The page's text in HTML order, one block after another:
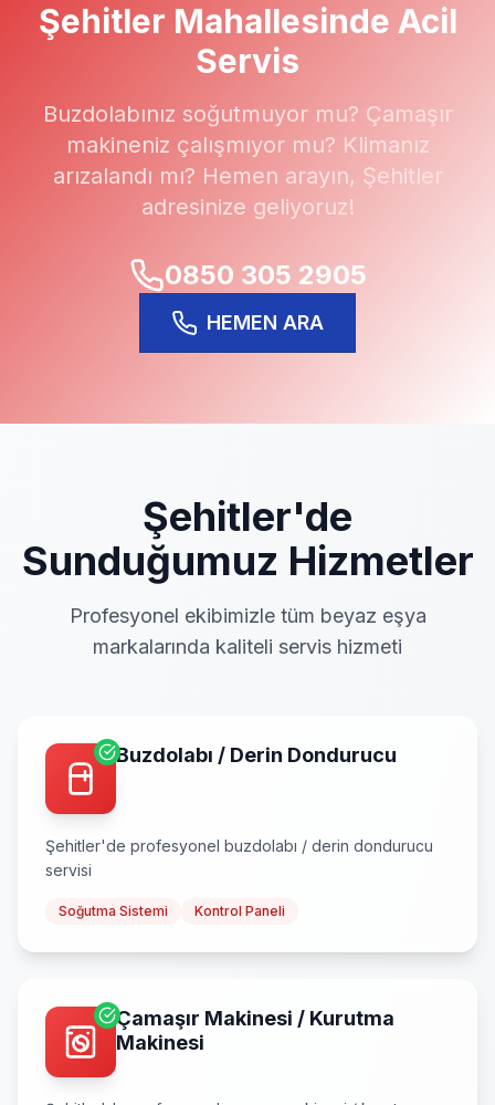
Şehitler Mahallesinde Acil
Servis
Buzdolabınız soğutmuyor mu? Çamaşır
makineniz çalışmıyor mu? Klimanız
arızalandı mı? Hemen arayın, Şehitler
adresinize geliyoruz!
0850 305 2905
HEMEN ARA
Şehitler'de
Sunduğumuz Hizmetler
Profesyonel ekibimizle tüm beyaz eşya
markalarında kaliteli servis hizmeti
Buzdolabı / Derin Dondurucu
Şehitler'de profesyonel buzdolabı / derin dondurucu
servisi
Soğutma Sistemi Kontrol Paneli
Çamaşır Makinesi / Kurutma
Makinesi